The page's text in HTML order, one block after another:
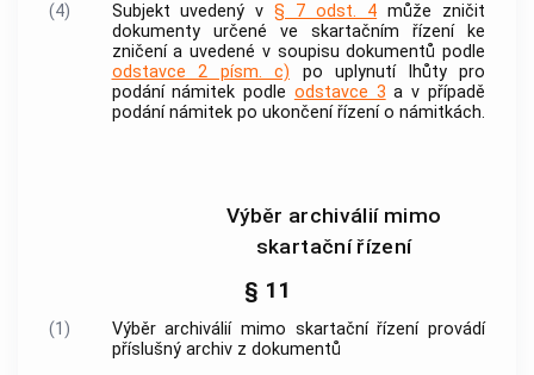
(4)
Subjekt uvedený v§ 7 odst. 4 může zničit
dokumentyurčené ve skartačním řízení ke
zničení a uvedené v soupisudokumentů podle
odstavce 2 písm. c) po uplynutí lhůty pro
podání námitek podle odstavce 3 a v případě
podání námitek po ukončení řízení o námitkách.
Výběr archiválií mimo
skartační řízení
§ 11
(1) Výběr archiváliímimo skartační řízení provádí
příslušný archivz dokumentů